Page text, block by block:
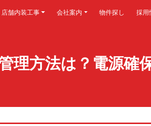
店舗内装工事 会社案内 物件探し 採用
理方法は？電源確